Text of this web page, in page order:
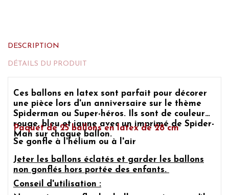
DESCRIPTION
DÉTAILS DU PRODUIT
Ces ballons en latex sont parfait pour décorer
une pièce lors d'un anniversaire sur le thème
Spiderman ou Super-héros. Ils sont de couleur
rouge, bleu et jaune avec un imprimé de Spider-
Man sur chaque ballon.
Paquet de 25 ballons en latex de 28 cm
Se gonfle à l'hélium ou à l'air
Jeter les ballons éclatés et garder les ballons
non gonflés hors portée des enfants.
Conseil d'utilisation :